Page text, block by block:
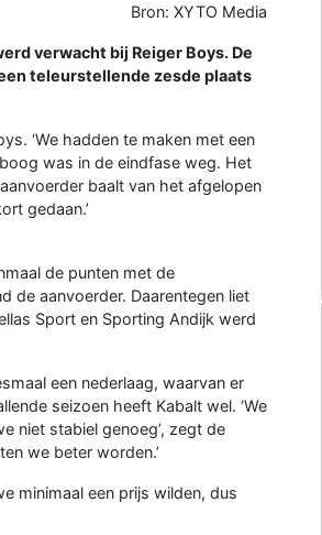
Bron: XYTO Media
verwacht bij Reiger Boys. De
teleurstellende zesde plaats
‘We hadden te maken met een
was in de eindfase weg. Het
baalt van het afgelopen
gedaan.’
de punten met de
de aanvoerder. Daarentegen liet
Sport en Sporting Andijk werd
een nederlaag, waarvan er
seizoen heeft Kabalt wel. ‘We
niet stabiel genoeg’, zegt de
we beter worden.’
minimaal een prijs wilden, dus